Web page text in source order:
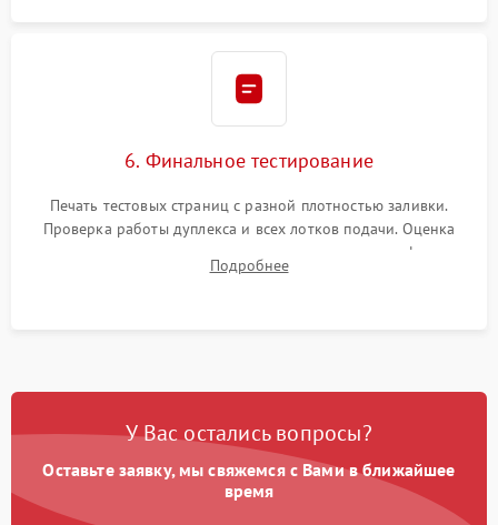
6. Финальное тестирование
Печать тестовых страниц с разной плотностью заливки.
Проверка работы дуплекса и всех лотков подачи. Оценка
качества запекания тонера и полное отсутствие дефектов
изображения перед выдачей готового устройства.
Подробнее
У Вас остались вопросы?
Оставьте заявку, мы свяжемся с Вами в ближайшее
время